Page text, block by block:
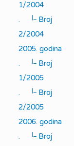
1/2004
.
|_ Broj
2/2004
2005. godina
.
|_ Broj
1/2005
.
|_ Broj
2/2005
2006. godina
.
|_ Broj